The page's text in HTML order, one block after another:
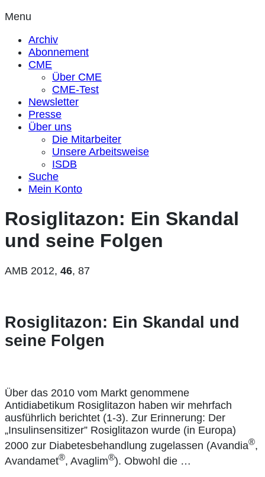
Menu
Archiv
Abonnement
CME
Über CME
CME-Test
Newsletter
Presse
Über uns
Die Mitarbeiter
Unsere Arbeitsweise
ISDB
Suche
Mein Konto
Rosiglitazon: Ein Skandal
und seine Folgen
AMB 2012, 46, 87
Rosiglitazon: Ein Skandal und
seine Folgen
Über das 2010 vom Markt genommene
Antidiabetikum Rosiglitazon haben wir mehrfach
ausführlich berichtet (1-3). Zur Erinnerung: Der
„Insulinsensitizer” Rosiglitazon wurde (in Europa)
2000 zur Diabetesbehandlung zugelassen (Avandia®,
Avandamet®, Avaglim®). Obwohl die …